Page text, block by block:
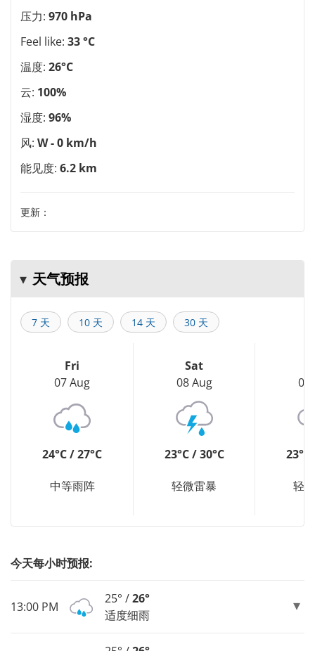
压力: 970 hPa
Feel like: 33 °C
温度: 26°C
云: 100%
湿度: 96%
风: W - 0 km/h
能见度: 6.2 km
更新：
天气预报
7 天 10 天 14 天 30 天
Fri
07 Aug
24°C / 27°C
中等雨阵
Sat
08 Aug
23°C / 30°C
轻微雷暴
09
23°C
轻
今天每小时预报:
13:00 PM
25° /26°
适度细雨